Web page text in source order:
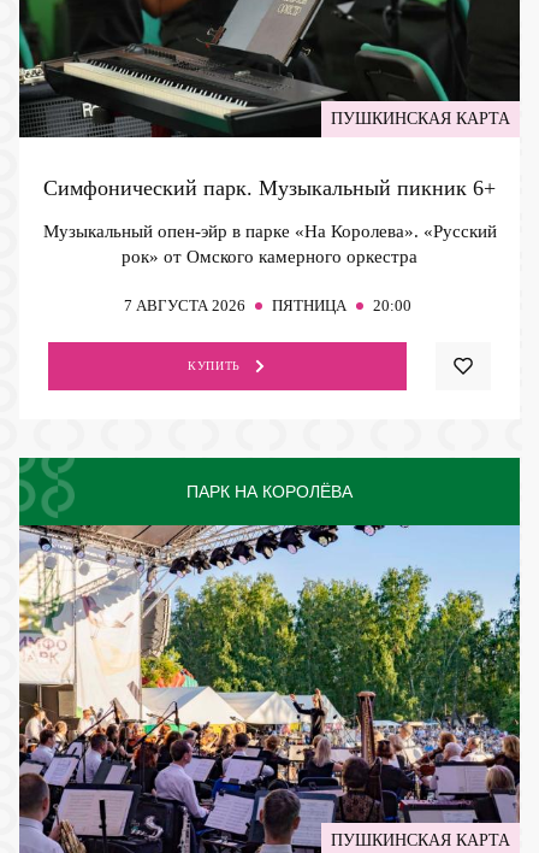
ПУШКИНСКАЯ КАРТА
Симфонический парк. Музыкальный пикник 6+
Музыкальный опен-эйр в парке «На Королева». «Русский
рок» от Омского камерного оркестра
7 АВГУСТА 2026 ПЯТНИЦА 20:00
КУПИТЬ
ПАРК НА КОРОЛЁВА
ПУШКИНСКАЯ КАРТА